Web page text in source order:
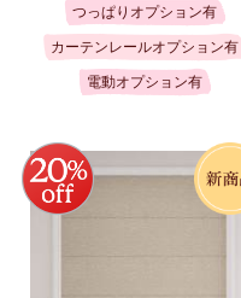
つっぱりオプション有
カーテンレールオプション有
電動オプション有